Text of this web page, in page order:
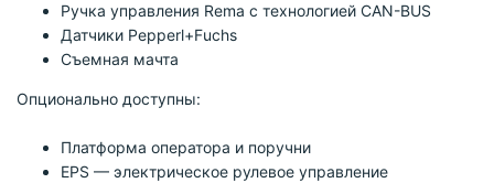
Ручка управления Rema с технологией CAN-BUS
Датчики Pepperl+Fuchs
Съемная мачта
Опционально доступны:
Платформа оператора и поручни
EPS — электрическое рулевое управление